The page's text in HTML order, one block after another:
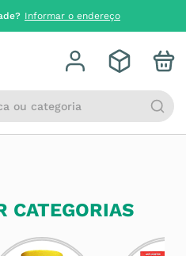
Informar o endereço
ou categoria
CATEGORIAS